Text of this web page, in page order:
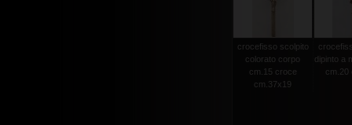
crocefisso scolpito
colorato corpo
cm.15 croce
cm.37x19
dipinto a
cm.20